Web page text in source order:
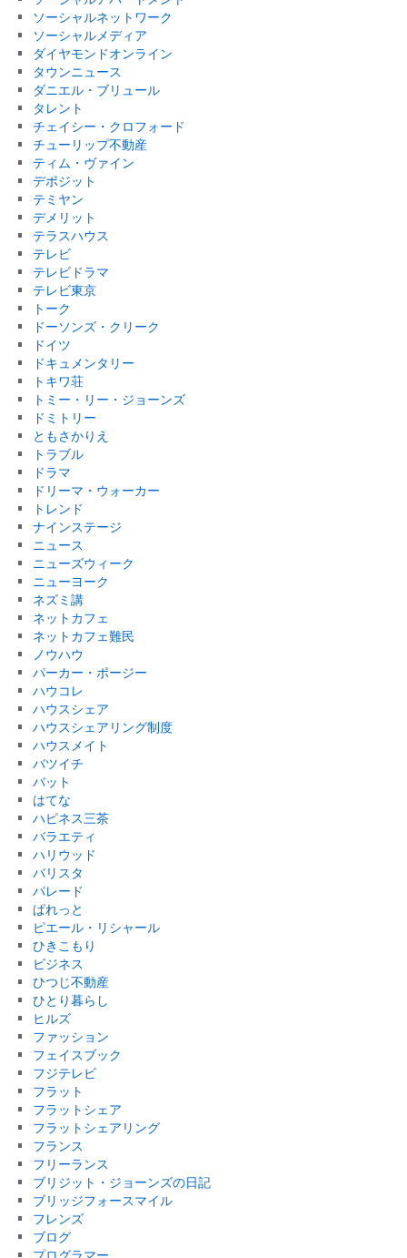
ソーシャルネットワーク
ソーシャルメディア
ダイヤモンドオンライン
タウンニュース
ダニエル・ブリュール
タレント
チェイシー・クロフォード
チューリップ不動産
ティム・ヴァイン
デポジット
テミヤン
デメリット
テラスハウス
テレビ
テレビドラマ
テレビ東京
トーク
ドーソンズ・クリーク
ドイツ
ドキュメンタリー
トキワ荘
トミー・リー・ジョーンズ
ドミトリー
ともさかりえ
トラブル
ドラマ
ドリーマ・ウォーカー
トレンド
ナインステージ
ニュース
ニューズウィーク
ニューヨーク
ネズミ講
ネットカフェ
ネットカフェ難民
ノウハウ
パーカー・ポージー
ハウコレ
ハウスシェア
ハウスシェアリング制度
ハウスメイト
バツイチ
バット
はてな
ハピネス三茶
バラエティ
ハリウッド
バリスタ
パレード
ぱれっと
ピエール・リシャール
ひきこもり
ビジネス
ひつじ不動産
ひとり暮らし
ヒルズ
ファッション
フェイスブック
フジテレビ
フラット
フラットシェア
フラットシェアリング
フランス
フリーランス
ブリジット・ジョーンズの日記
ブリッジフォースマイル
フレンズ
ブログ